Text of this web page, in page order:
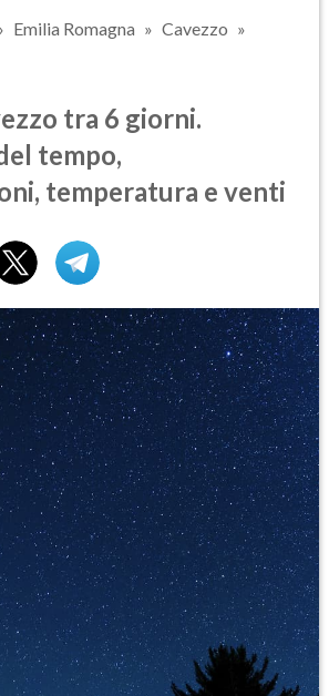
Emilia Romagna
Cavezzo
tra 6 giorni.
tempo,
temperatura e venti